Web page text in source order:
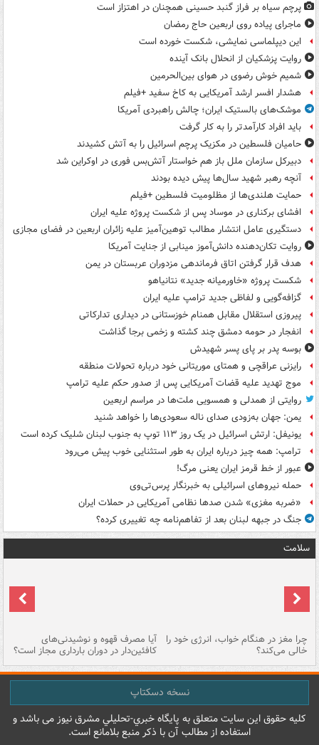
پرچم سیاه بر فراز گنبد حسینی همچنان در اهتزاز است
ماجرای پیاده روی اربعین حاج رمضان
این دیپلماسی نمایشی، شکست خورده است
روایت پزشکیان از انحلال بانک آینده
شمیم خوش رضوی در هوای بین‌الحرمین
هشدار افسر ارشد آمریکایی به کاخ سفید +فیلم
موشک‌های بالستیک ایران؛ چالش راهبردی آمریکا
باید افراد کارآمدتر را به کار گرفت
حامیان فلسطین در مکزیک پرچم اسرائیل را به آتش کشیدند
دبیرکل سازمان ملل باز هم خواستار آتش‌بس فوری در اوکراین شد
آنچه رهبر شهید سال‌ها پیش دیده بودند
حمایت هلندی‌ها از مظلومیت فلسطین +فیلم
افشای برکناری در موساد پس از شکست پروژه علیه ایران
دستگیری عامل انتشار مطالب توهین‌آمیز علیه زائران اربعین در فضای مجازی
روایت تکان‌دهنده دانش‌آموز مینابی از جنایت آمریکا
هدف قرار گرفتن اتاق‌ فرماندهی مزدوران عربستان در یمن
شکست پروژه «خاورمیانه جدید» نتانیاهو
گزافه‌گویی و لفاظی جدید ترامپ علیه ایران
پیروزی استقلال مقابل همنام خوزستانی در دیداری تدارکاتی
انفجار در حومه دمشق چند کشته و زخمی برجا گذاشت
بوسه‌ پدر بر پای پسر شهیدش
رایزنی عراقچی و همتای موریتانی خود درباره تحولات منطقه
موج تهدید علیه قضات آمریکایی پس از صدور حکم علیه ترامپ
روایتی از همدلی و همسویی ملت‌ها در مراسم اربعین
یمن: جهان به‌زودی صدای ناله سعودی‌ها را خواهد شنید
یونیفل: ارتش اسرائیل در یک روز ۱۱۳ توپ به جنوب لبنان شلیک کرده است
ترامپ: همه چیز درباره ایران به طور استثنایی خوب پیش می‌رود
عبور از خط قرمز ایران یعنی مرگ!
حمله نیروهای اسرائیلی به خبرنگار پرس‌تی‌وی
«ضربه مغزی» شدن صدها نظامی آمریکایی در حملات ایران
جنگ در جبهه لبنان بعد از تفاهم‌نامه چه تغییری کرده؟
سلامت
چرا مغز در هنگام خواب، انرژی خود را
خالی می‌کند؟
آیا مصرف قهوه و نوشیدنی‌های
کافئین‌دار در دوران بارداری مجاز است؟
نسخه دسکتاپ
کليه حقوق اين سايت متعلق به پایگاه خبري-تحليلي مشرق نيوز می باشد و
استفاده از مطالب آن با ذکر منبع بلامانع است.